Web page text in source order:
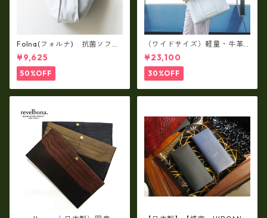
Folna(フォルナ) 抗菌ソフト
スムースレザー トートバッグ
¥9,625
50%OFF
（ワイドサイズ）軽量・牛革
製品・2WAYヌメ革トートバッ
グ（A3サイズ/日本製）(高収
納）ir-02G
¥23,100
30%OFF